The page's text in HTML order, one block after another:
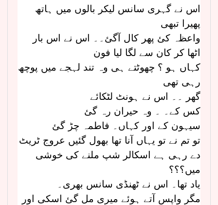
اس نے گہری سانس لیکر بالوں میں ہاتھ
پھیرا تبھی
واعظہ کئ پھر کال آگئ۔۔ اس نے اس بار
اٹھا کر کان سے لگا لیا فون
کہاں ہو ؟ چھوٹتے ہی وہ تند لہجے میں پوچھ
رہی تھی
گھر ۔۔ اس نے ہونٹ لٹکائے
کس کے۔ ۔ وہ حیران رہ گئ
سیہون کے اور کہاں۔ فاطمہ چڑ گئ
تو تم نے تو یہاں آنا تھا بھول گئیں عروج ٹریٹ
دے رہی ہے اسکالر شپ ملنے کی خوشی
میں؟؟؟
یاد تھا۔ اس نے ٹھنڈی سانس بھری۔
مگر واپس آتے ہوئے میری مل گئ اسکی اور